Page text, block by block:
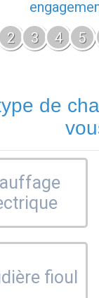
2 3 4 5
de
fioul